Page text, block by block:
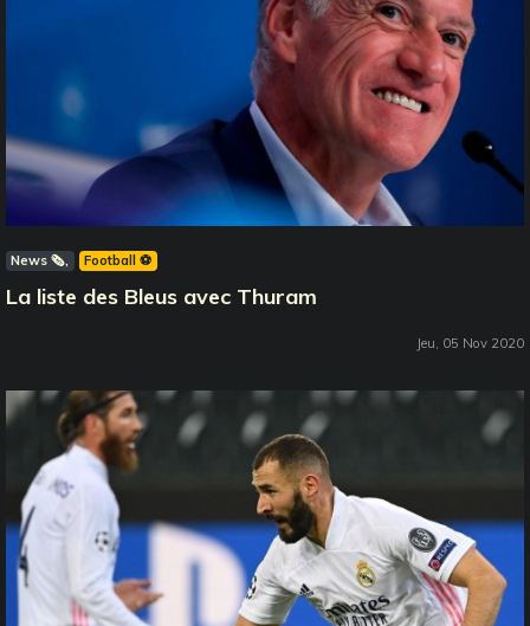
News 🗞️ Football ⚽️
La liste des Bleus avec Thuram
Jeu, 05 Nov 2020